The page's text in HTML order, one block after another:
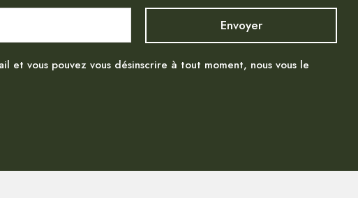
et vous pouvez vous désinscrire à tout moment, nous vous le